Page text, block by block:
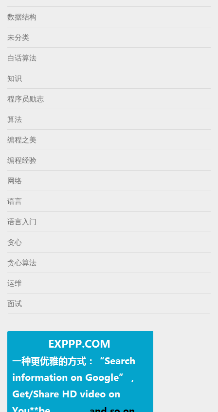
数据结构
未分类
白话算法
知识
程序员励志
算法
编程之美
编程经验
网络
语言
语言入门
贪心
贪心算法
运维
面试